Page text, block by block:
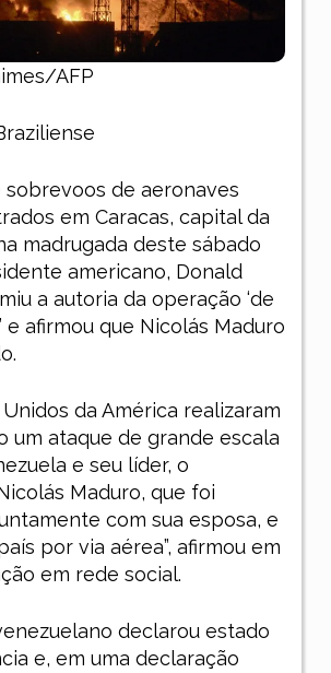
AFP
sobrevoos de aeronaves
em Caracas, capital da
madrugada deste sábado
americano, Donald
a autoria da operação ‘de
e afirmou que Nicolás Maduro
Unidos da América realizaram
um ataque de grande escala
e seu líder, o
Maduro, que foi
com sua esposa, e
por via aérea”, afirmou em
em rede social.
declarou estado
e, em uma declaração